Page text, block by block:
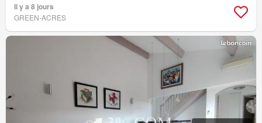
Il y a 8 jours
GREEN-ACRES